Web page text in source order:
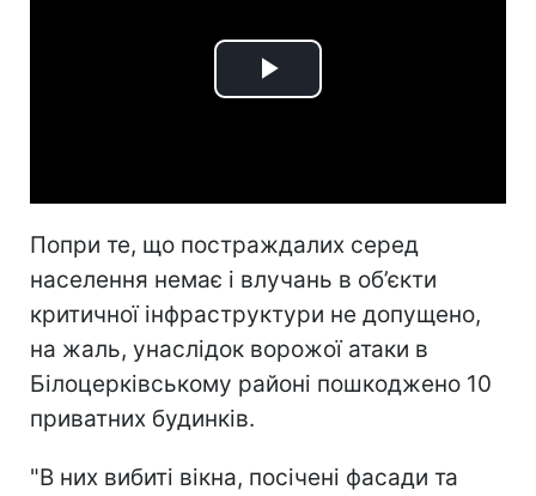
Play
Попри те, що постраждалих серед
населення немає і влучань в об’єкти
критичної інфраструктури не допущено,
на жаль, унаслідок ворожої атаки в
Білоцерківському районі пошкоджено 10
приватних будинків.
"В них вибиті вікна, посічені фасади та